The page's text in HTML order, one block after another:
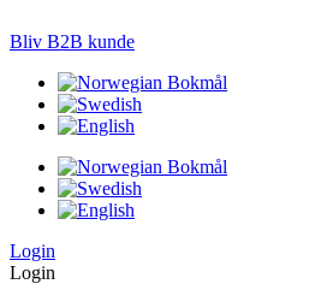
Bliv B2B kunde
Login
Login